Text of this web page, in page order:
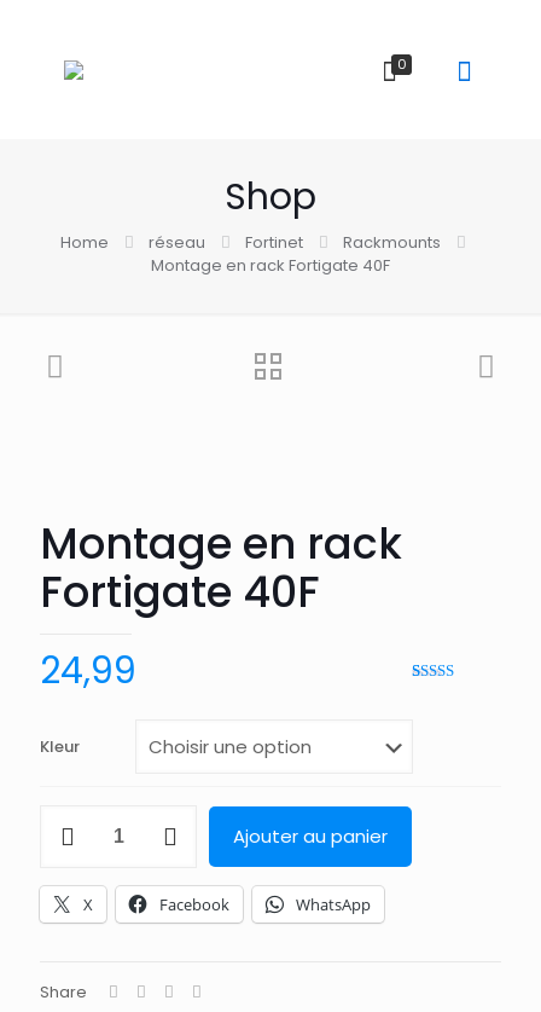
0
Shop
Home réseau Fortinet
Rackmounts
Montage en rack Fortigate 40F
Montage en rack
Fortigate 40F
24,99
Kleur
en
rack
Fortigate
Ajouter au panier
X Facebook WhatsApp
Share